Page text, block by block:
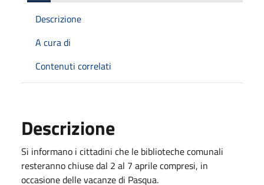
Descrizione
A cura di
Contenuti correlati
Descrizione
Si informano i cittadini che le biblioteche comunali
resteranno chiuse dal 2 al 7 aprile compresi, in
occasione delle vacanze di Pasqua.